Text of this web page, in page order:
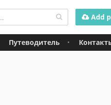
Add
Путеводитель